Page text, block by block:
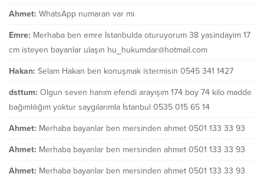
Ahmet: WhatsApp numaran var mı
Emre: Merhaba ben emre İstanbulda oturuyorum 38 yasindayim 17
cm isteyen bayanlar ulaşın hu_hukumdar@hotmail.com
Hakan: Selam Hakan ben konuşmak istermisin 0545 341 1427
dsttum: Olgun seven hanım efendi arayışım 174 boy 74 kilo madde
bağımlılığım yoktur saygılarımla İstanbul 0535 015 65 14
Ahmet: Merhaba bayanlar ben mersinden ahmet 0501 133 33 93
Ahmet: Merhaba bayanlar ben mersinden ahmet 0501 133 33 93
Ahmet: Merhaba bayanlar ben mersinden ahmet 0501 133 33 93